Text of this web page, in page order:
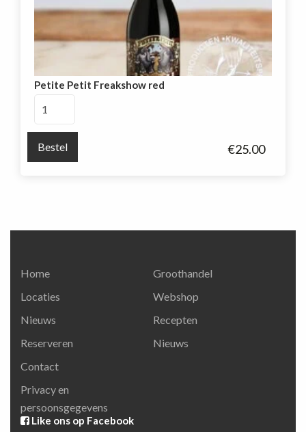
Petite Petit Freakshow red
€25.00
red
Bestel
Home
Locaties
Nieuws
Reserveren
Contact
Privacy en
persoonsgegevens
Groothandel
Webshop
Recepten
Nieuws
Like ons op Facebook